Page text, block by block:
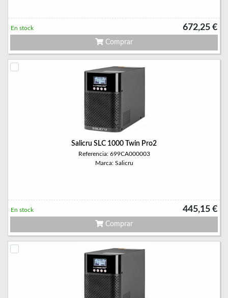
672,25 €
En stock
Comprar
Salicru SLC 1000 Twin Pro2
Referencia: 699CA000003
Marca: Salicru
445,15 €
En stock
Comprar